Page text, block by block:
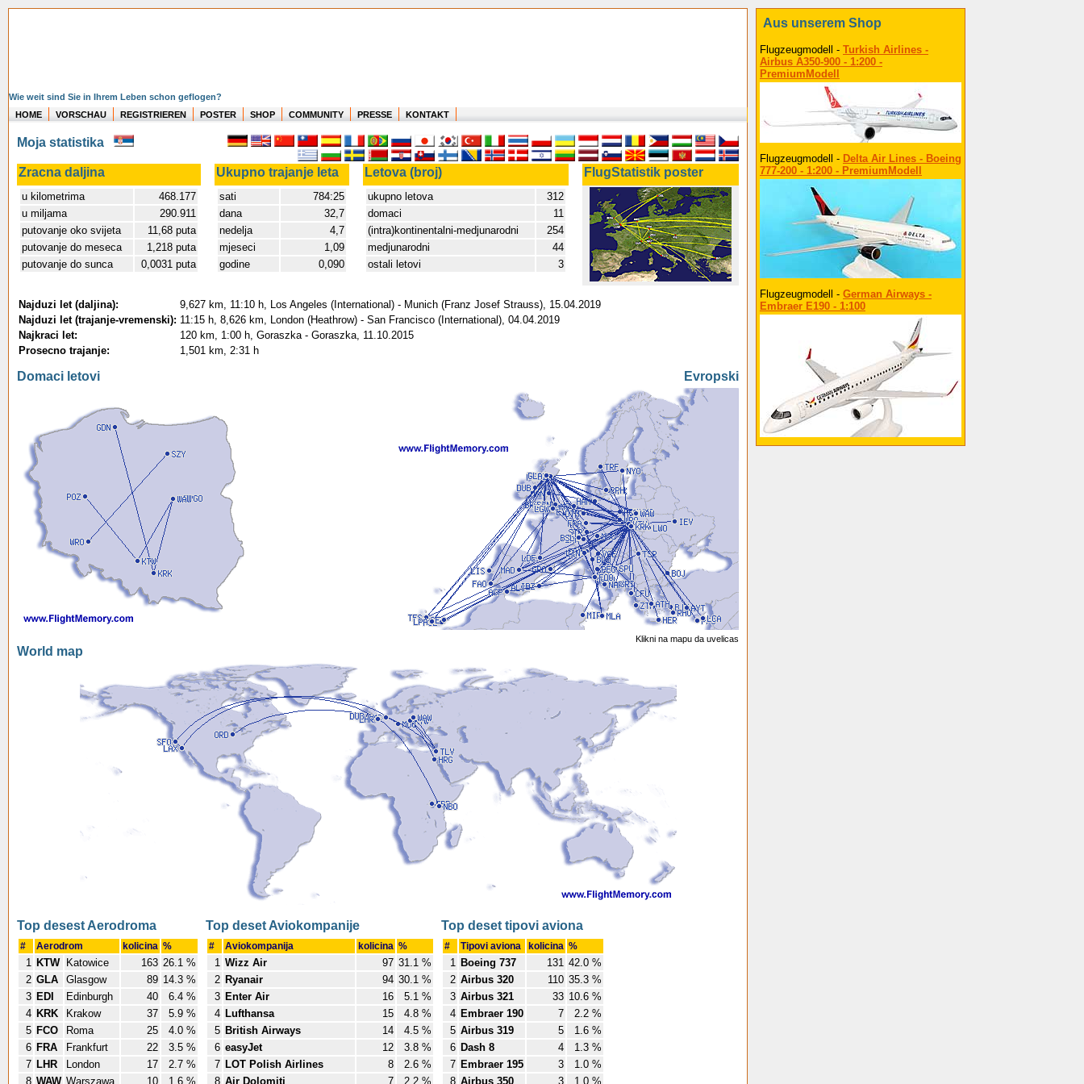
Wie weit sind Sie in Ihrem Leben schon geflogen?
HOME
VORSCHAU REGISTRIEREN POSTER SHOP COMMUNITY PRESSE KONTAKT
Moja statistika
Zracna daljina Ukupno trajanje leta Letova (broj) FlugStatistik poster
u kilometrima
468.177
u miljama
290.911
putovanje oko svijeta
11,68 puta
putovanje do meseca
1,218 puta
putovanje do sunca
0,0031 puta
sati
784:25
dana
32,7
nedelja
4,7
mjeseci
1,09
godine
0,090
ukupno letova
312
domaci
11
(intra)kontinentalni-medjunarodni
254
medjunarodni
44
ostali letovi
3
Najduzi let (daljina):
9,627 km, 11:10 h, Los Angeles (International) - Munich (Franz Josef Strauss), 15.04.2019
Najduzi let (trajanje-vremenski): 11:15 h, 8,626 km, London (Heathrow) - San Francisco (International), 04.04.2019
Najkraci let:
120 km, 1:00 h, Goraszka - Goraszka, 11.10.2015
Prosecno trajanje:
1,501 km, 2:31 h
Domaci letovi Evropski
Klikni na mapu da uvelicas
World map
Top desest Aerodroma
# Aerodrom kolicina %
1 KTW Katowice 163 26.1 %
2 GLA Glasgow 89 14.3 %
3 EDI Edinburgh 40
6.4 %
4 KRK Krakow 37
5.9 %
5 FCO Roma 25
4.0 %
6 FRA Frankfurt 22
3.5 %
7 LHR London 17
2.7 %
8 WAW Warszawa 10 1.6 %
Top deset Aviokompanije
# Aviokompanija kolicina %
1 Wizz Air 97 31.1 %
2 Ryanair 94 30.1 %
3 Enter Air 16
5.1 %
4 Lufthansa 15
4.8 %
5 British Airways 14
4.5 %
6 easyJet 12
3.8 %
7 LOT Polish Airlines 8
2.6 %
8 Air Dolomiti 7 2.2 %
Top deset tipovi aviona
# Tipovi aviona kolicina %
1 Boeing 737 131 42.0 %
2 Airbus 320 110 35.3 %
3 Airbus 321 33 10.6 %
4 Embraer 190 7
2.2 %
5 Airbus 319 5
1.6 %
6 Dash 8 4
1.3 %
7 Embraer 195 3
1.0 %
8 Airbus 350 3 1.0 %
Aus unserem Shop
Flugzeugmodell - Turkish Airlines -
Airbus A350-900 - 1:200 -
PremiumModell
Flugzeugmodell - Delta Air Lines - Boeing
777-200 - 1:200 - PremiumModell
Flugzeugmodell - German Airways -
Embraer E190 - 1:100